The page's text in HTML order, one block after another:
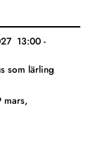
13:00-
som lärling
mars,